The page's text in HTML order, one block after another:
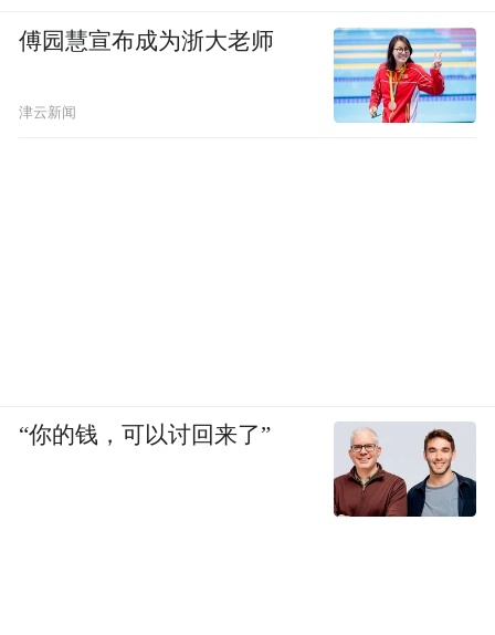
傅园慧宣布成为浙大老师
津云新闻
“你的钱，可以讨回来了”